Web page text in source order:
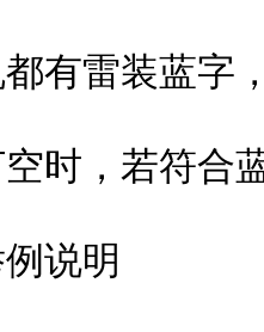
有雷装蓝字
时，若符合
说明